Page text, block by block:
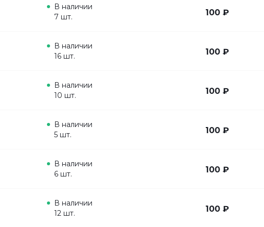
В наличии
7 шт.
100 ₽
В наличии
16 шт.
100 ₽
В наличии
10 шт.
100 ₽
В наличии
5 шт.
100 ₽
В наличии
6 шт.
100 ₽
В наличии
12 шт.
100 ₽